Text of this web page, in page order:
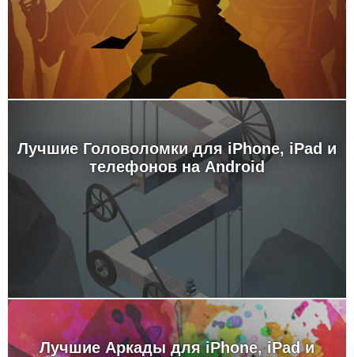
Лучшие Головоломки для iPhone, iPad и
телефонов на Android
Лучшие Аркады для iPhone, iPad и